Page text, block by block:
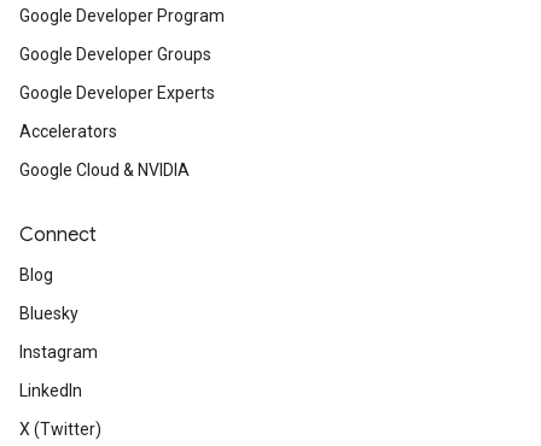
Google Developer Program
Google Developer Groups
Google Developer Experts
Accelerators
Google Cloud & NVIDIA
Connect
Blog
Bluesky
Instagram
LinkedIn
X (Twitter)